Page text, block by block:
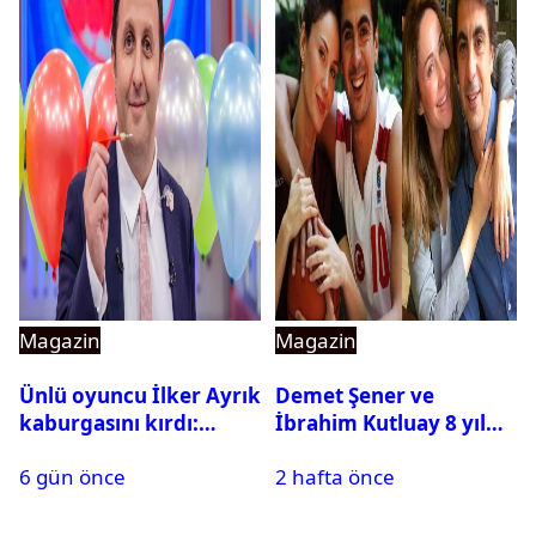
Magazin
Ünlü oyuncu İlker Ayrık
kaburgasını kırdı:
6 gün önce
Magazin
Demet Şener ve
İbrahim Kutluay 8 yıl
Ailece Yunanistan
2 hafta önce